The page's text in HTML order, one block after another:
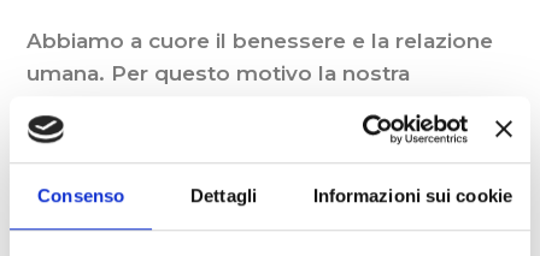
Consenso Dettagli Informazioni sui cookie
Abbiamo a cuore il benessere e la relazione
umana. Per questo motivo la nostra
promozione della salute, della cultura e del
piacere. Il nostro desiderio è condividere,
coinvolgere e ispirare le persone nel viaggio
di un più intimo e costante rapporto con se